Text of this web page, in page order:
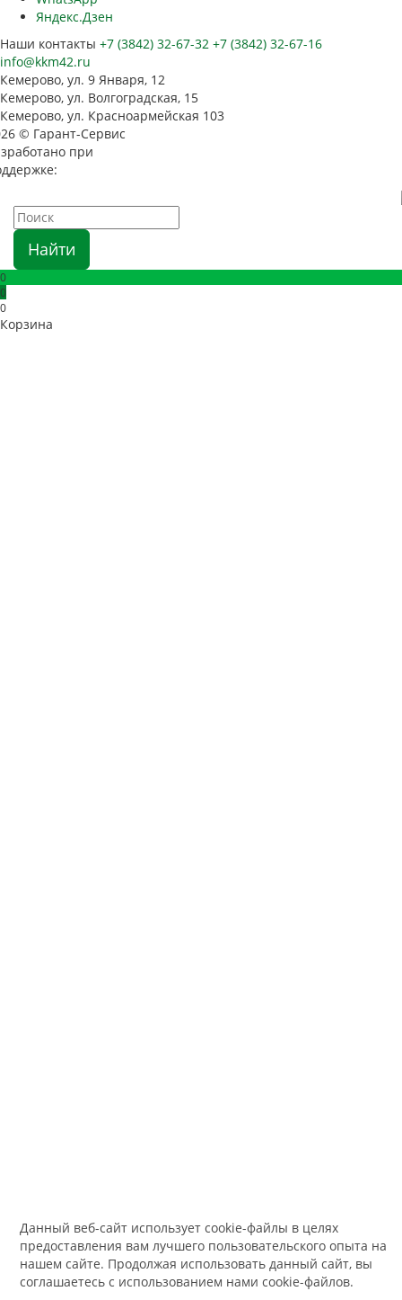
Яндекс.Дзен
Наши контакты +7 (3842) 32-67-32 +7 (3842) 32-67-16
info@kkm42.ru
Кемерово, ул. 9 Января, 12
Кемерово, ул. Волгоградская, 15
Кемерово, ул. Красноармейская 103
© Гарант-Сервис
при
Найти
0
0
0
Корзина
Данный веб-сайт использует cookie-файлы в целях
предоставления вам лучшего пользовательского опыта на
нашем сайте. Продолжая использовать данный сайт, вы
соглашаетесь с использованием нами cookie-файлов.